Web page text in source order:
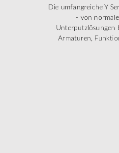
Die umfangreiche Y
- von
Unterputzlösungen
Armaturen,